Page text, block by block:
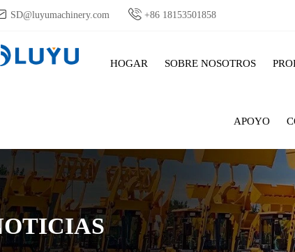
SD@luyumachinery.com  +86 18153501858
HOGAR SOBRE NOSOTROS
APOYO